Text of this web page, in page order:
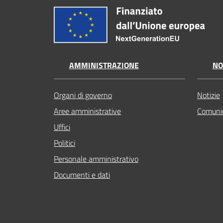
AMMINISTRAZIONE
Organi di governo
Aree amministrative
Uffici
Politici
Personale amministrativo
Documenti e dati
Notizie